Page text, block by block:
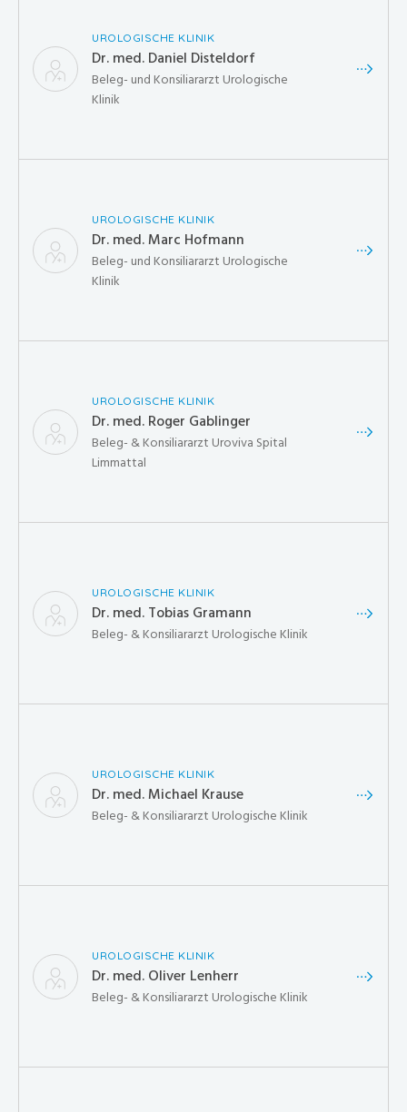
UROLOGISCHE KLINIK
Dr. med. Daniel Disteldorf
Beleg- und Konsiliararzt Urologische
Klinik
UROLOGISCHE KLINIK
Dr. med. Marc Hofmann
Beleg- und Konsiliararzt Urologische
Klinik
UROLOGISCHE KLINIK
Dr. med. Roger Gablinger
Beleg- & Konsiliararzt Uroviva Spital
Limmattal
UROLOGISCHE KLINIK
Dr. med. Tobias Gramann
Beleg- & Konsiliararzt Urologische Klinik
UROLOGISCHE KLINIK
Dr. med. Michael Krause
Beleg- & Konsiliararzt Urologische Klinik
UROLOGISCHE KLINIK
Dr. med. Oliver Lenherr
Beleg- & Konsiliararzt Urologische Klinik